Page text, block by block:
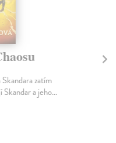
zatím
a jeho...